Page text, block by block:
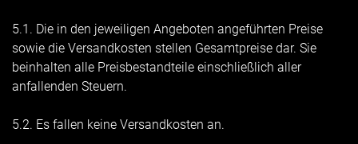
5.1. Die in den jeweiligen Angeboten angeführten Preise
sowie die Versandkosten stellen Gesamtpreise dar. Sie
beinhalten alle Preisbestandteile einschließlich aller
anfallenden Steuern.
5.2. Es fallen keine Versandkosten an.